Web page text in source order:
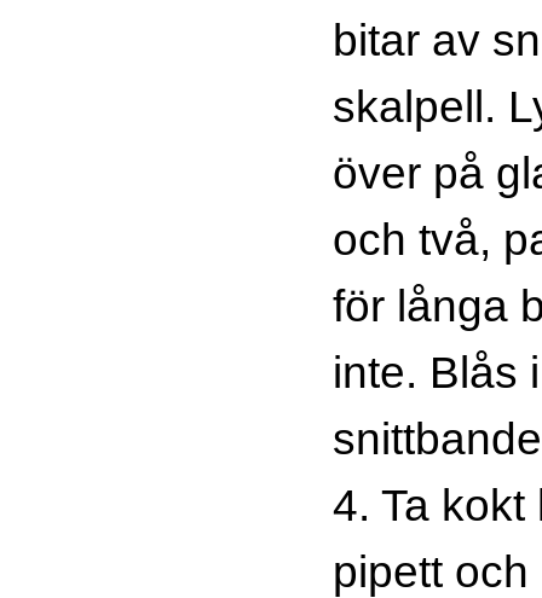
bitar av
skalpell.
över på
och två,
för långa
inte. Blås
4. Ta
pipett